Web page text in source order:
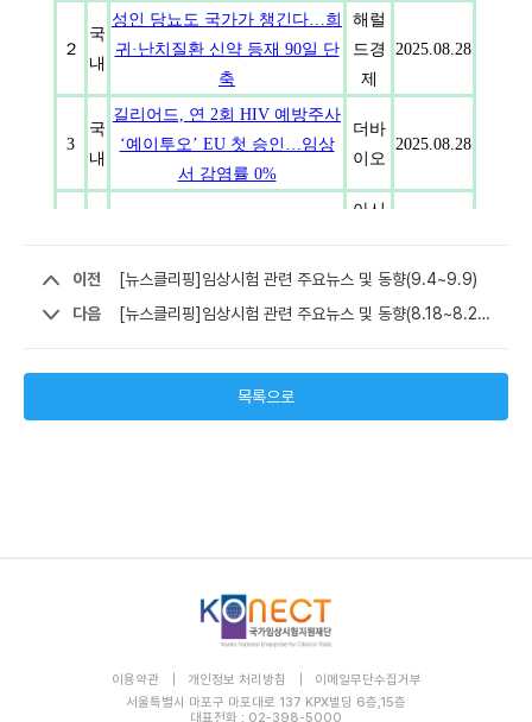
이전
[뉴스클리핑]임상시험 관련 주요뉴스 및 동향(9.4~9.9)
다음
[뉴스클리핑]임상시험 관련 주요뉴스 및 동향(8.18~8.27)
목록으로
이용약관 개인정보 처리방침
이메일무단수집거부
서울특별시 마포구 마포대로 137 KPX빌딩 6층,15층
대표전화 : 02-398-5000